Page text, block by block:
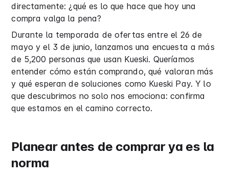
directamente: ¿qué es lo que hace que hoy una
compra valga la pena?
Durante la temporada de ofertas entre el 26 de
mayo y el 3 de junio, lanzamos una encuesta a más
de 5,200 personas que usan Kueski. Queríamos
entender cómo están comprando, qué valoran más
y qué esperan de soluciones como Kueski Pay. Y lo
que descubrimos no solo nos emociona: confirma
que estamos en el camino correcto.
Planear antes de comprar ya es la
norma